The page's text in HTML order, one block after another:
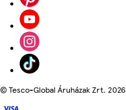
©Tesco-Global Áruházak Zrt. 2026